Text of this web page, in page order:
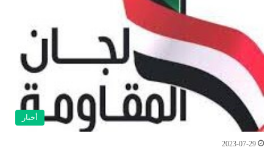
أخبار
2023-07-29